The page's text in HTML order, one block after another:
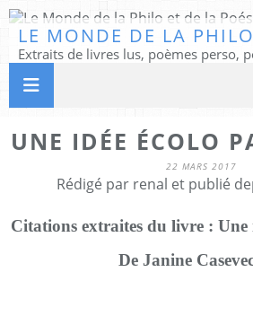
UNE IDÉE ÉCOLO
22 MARS 2017
Rédigé par renal et publié
Citations extraites du livre : Une
De Janine